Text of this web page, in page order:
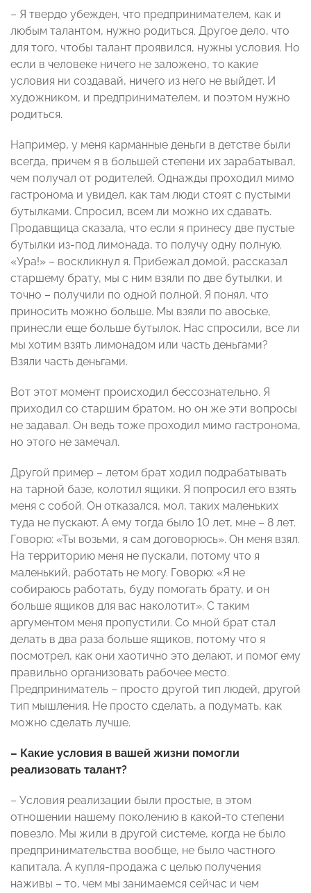
– Я твердо убежден, что предпринимателем, как и
любым талантом, нужно родиться. Другое дело, что
для того, чтобы талант проявился, нужны условия. Но
если в человеке ничего не заложено, то какие
условия ни создавай, ничего из него не выйдет. И
художником, и предпринимателем, и поэтом нужно
родиться.
Например, у меня карманные деньги в детстве были
всегда, причем я в большей степени их зарабатывал,
чем получал от родителей. Однажды проходил мимо
гастронома и увидел, как там люди стоят с пустыми
бутылками. Спросил, всем ли можно их сдавать.
Продавщица сказала, что если я принесу две пустые
бутылки из-под лимонада, то получу одну полную.
«Ура!» – воскликнул я. Прибежал домой, рассказал
старшему брату, мы с ним взяли по две бутылки, и
точно – получили по одной полной. Я понял, что
приносить можно больше. Мы взяли по авоське,
принесли еще больше бутылок. Нас спросили, все ли
мы хотим взять лимонадом или часть деньгами?
Взяли часть деньгами.
Вот этот момент происходил бессознательно. Я
приходил со старшим братом, но он же эти вопросы
не задавал. Он ведь тоже проходил мимо гастронома,
но этого не замечал.
Другой пример – летом брат ходил подрабатывать
на тарной базе, колотил ящики. Я попросил его взять
меня с собой. Он отказался, мол, таких маленьких
туда не пускают. А ему тогда было 10 лет, мне – 8 лет.
Говорю: «Ты возьми, я сам договорюсь». Он меня взял.
На территорию меня не пускали, потому что я
маленький, работать не могу. Говорю: «Я не
собираюсь работать, буду помогать брату, и он
больше ящиков для вас наколотит». С таким
аргументом меня пропустили. Со мной брат стал
делать в два раза больше ящиков, потому что я
посмотрел, как они хаотично это делают, и помог ему
правильно организовать рабочее место.
Предприниматель – просто другой тип людей, другой
тип мышления. Не просто сделать, а подумать, как
можно сделать лучше.
– Какие условия в вашей жизни помогли
реализовать талант?
– Условия реализации были простые, в этом
отношении нашему поколению в какой-то степени
повезло. Мы жили в другой системе, когда не было
предпринимательства вообще, не было частного
капитала. А купля-продажа с целью получения
наживы – то, чем мы занимаемся сейчас и чем